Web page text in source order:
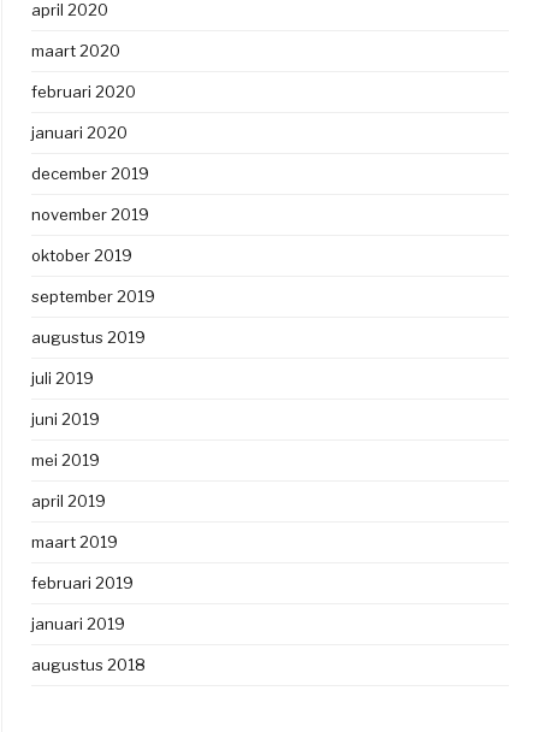
april 2020
maart 2020
februari 2020
januari 2020
december 2019
november 2019
oktober 2019
september 2019
augustus 2019
juli 2019
juni 2019
mei 2019
april 2019
maart 2019
februari 2019
januari 2019
augustus 2018